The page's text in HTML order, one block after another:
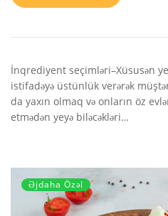
İnqrediyent seçimləri–Xüsusən
istifadəyə üstünlük verərək
da yaxın olmaq və onların öz
etmədən yeyə biləcəkləri…
Əjdaha Özəl